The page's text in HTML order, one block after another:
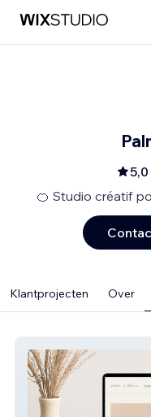
5,0
🍊 Studio créatif
Klantprojecten Over